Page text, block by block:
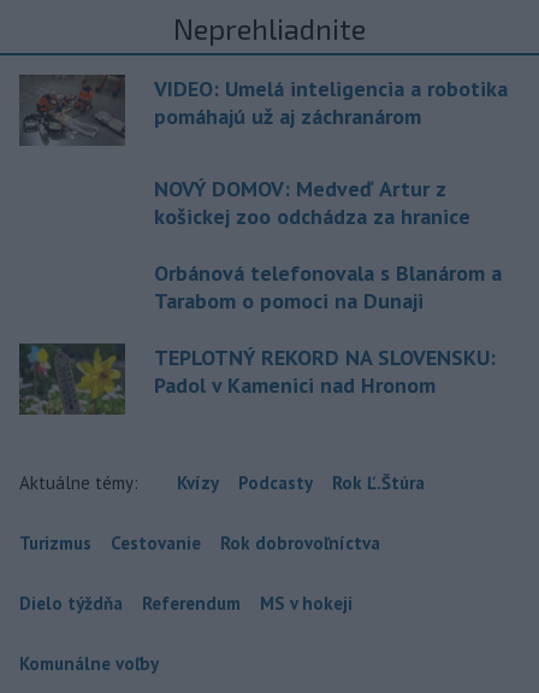
Neprehliadnite
VIDEO: Umelá inteligencia a robotika
pomáhajú už aj záchranárom
NOVÝ DOMOV: Medveď Artur z
košickej zoo odchádza za hranice
Orbánová telefonovala s Blanárom a
Tarabom o pomoci na Dunaji
TEPLOTNÝ REKORD NA SLOVENSKU:
Padol v Kamenici nad Hronom
Aktuálne témy: Kvízy Podcasty Rok Ľ.Štúra
Turizmus Cestovanie Rok dobrovoľníctva
Dielo týždňa Referendum MS v hokeji
Komunálne voľby